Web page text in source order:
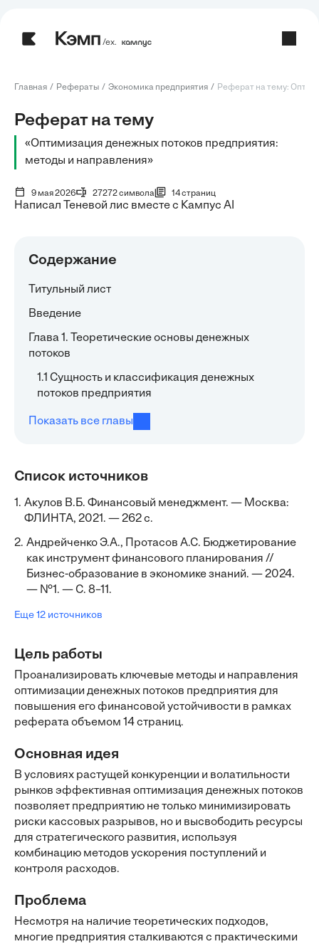
/ех.
Главная Рефераты Экономика предприятия Реферат на тему:
Реферат на тему
«Оптимизация денежных потоков предприятия:
методы и направления»
9 мая 2026 27272 символа 14 страниц
Написал Теневой лис вместе с Кампус AI
Содержание
Титульный лист
Введение
Глава 1. Теоретические основы денежных
потоков
1.1 Сущность и классификация денежных
потоков предприятия
Показать все главы
Список источников
1. Акулов В.Б. Финансовый менеджмент. — Москва:
ФЛИНТА, 2021. — 262 с.
2. Андрейченко Э.А., Протасов А.С. Бюджетирование
как инструмент финансового планирования //
Бизнес-образование в экономике знаний. — 2024.
— №1. — С. 8–11.
Еще 12 источников
Цель работы
Проанализировать ключевые методы и направления
оптимизации денежных потоков предприятия для
повышения его финансовой устойчивости в рамках
реферата объемом 14 страниц.
Основная идея
В условиях растущей конкуренции и волатильности
рынков эффективная оптимизация денежных потоков
позволяет предприятию не только минимизировать
риски кассовых разрывов, но и высвободить ресурсы
для стратегического развития, используя
комбинацию методов ускорения поступлений и
контроля расходов.
Проблема
Несмотря на наличие теоретических подходов,
многие предприятия сталкиваются с практическими